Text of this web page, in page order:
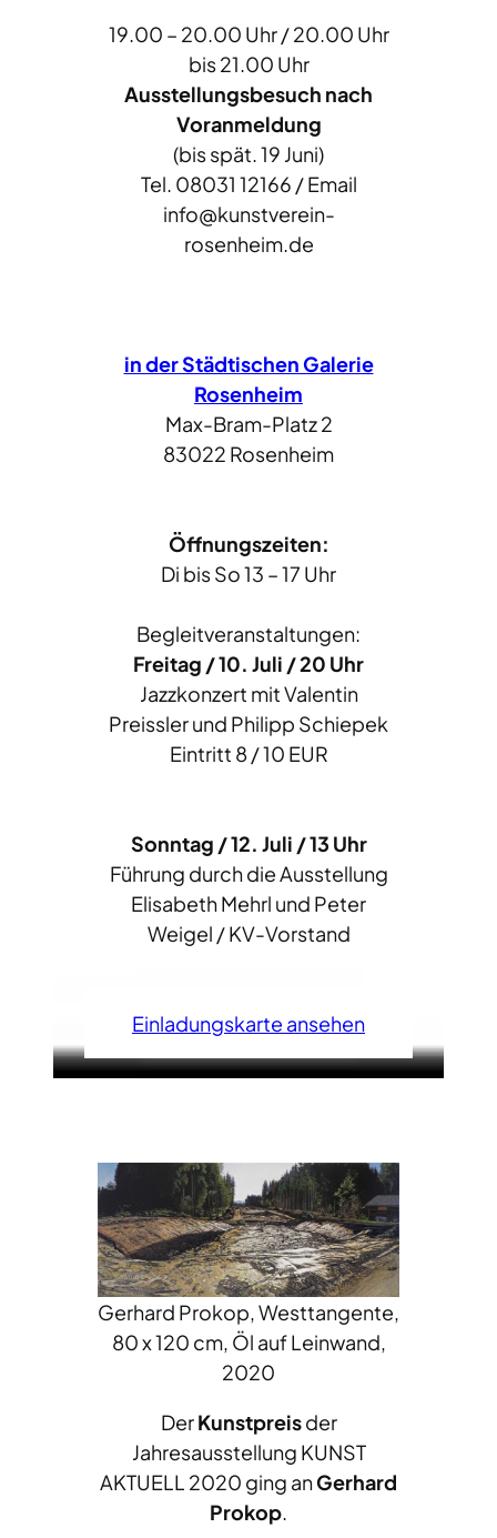
19.00 – 20.00 Uhr / 20.00 Uhr
bis 21.00 Uhr
Ausstellungsbesuch nach
Voranmeldung
(bis spät. 19 Juni)
Tel. 08031 12166 / Email
info@kunstverein-
rosenheim.de
in der Städtischen Galerie
Rosenheim
Max-Bram-Platz 2
83022 Rosenheim
Öffnungszeiten:
Di bis So 13 – 17 Uhr
Begleitveranstaltungen:
Freitag / 10. Juli / 20 Uhr
Jazzkonzert mit Valentin
Preissler und Philipp Schiepek
Eintritt 8 / 10 EUR
Sonntag / 12. Juli / 13 Uhr
Führung durch die Ausstellung
Elisabeth Mehrl und Peter
Weigel / KV-Vorstand
Einladungskarte ansehen
Gerhard Prokop, Westtangente,
80 x 120 cm, Öl auf Leinwand,
2020
DerKunstpreisder
Jahresausstellung KUNST
AKTUELL 2020 ging anGerhard
Prokop.